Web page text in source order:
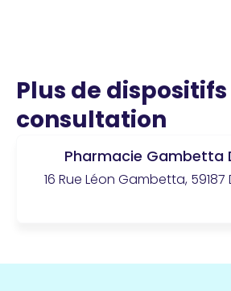
Plus de
consultation
Pharmacie Gambetta
16 Rue Léon Gambetta,